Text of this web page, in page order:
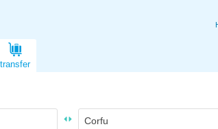
transfer